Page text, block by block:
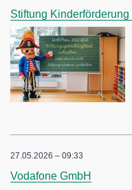
Stiftung Kinderförderung
27.05.2026 – 09:33
Vodafone GmbH